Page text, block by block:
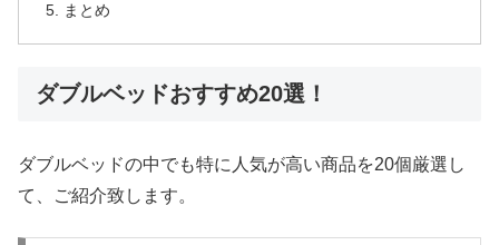
まとめ
ダブルベッドおすすめ20選！
ダブルベッドの中でも特に人気が高い商品を20個厳選し
て、ご紹介致します。